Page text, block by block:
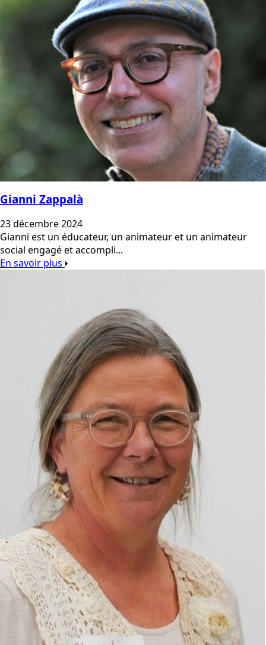
Gianni Zappalà
23 décembre 2024
Gianni est un éducateur, un animateur et un animateur
social engagé et accompli...
En savoir plus